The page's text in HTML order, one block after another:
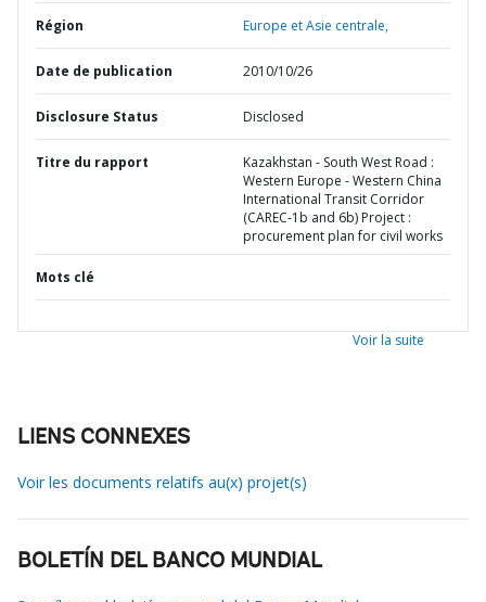
Région Europe et Asie centrale,
Date de publication 2010/10/26
Disclosure Status Disclosed
Titre du rapport
Kazakhstan - South West Road :
Western Europe - Western China
International Transit Corridor
(CAREC-1b and 6b) Project :
procurement plan for civil works
Mots clé
Voir la suite
LIENS CONNEXES
Voir les documents relatifs au(x) projet(s)
BOLETÍN DEL BANCO MUNDIAL